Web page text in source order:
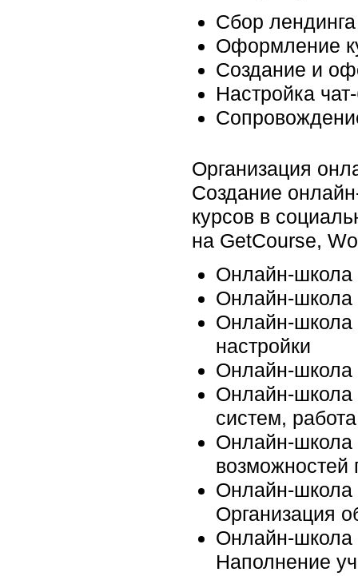
Сбор
Оформление
Создание и
Настройка
Организация
Создание
курсов в
на GetCourse,
Онлайн-школа
Онлайн-
Онлайн-школа
настройки
Онлайн-школа
Онлайн-школа
систем,
Онлайн-школа
Онлайн-школа
Организация
Онлайн-школа
Наполнение